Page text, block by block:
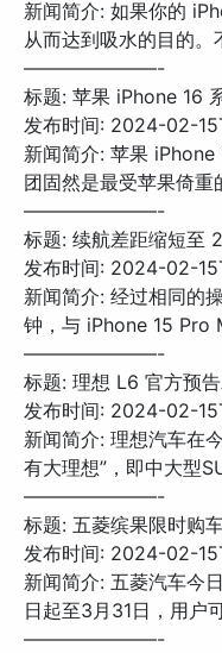
新闻简介: 如果你的
从而达到吸水的目的。
———————-
标题: 苹果 iPhone 16
发布时间: 2024-02-
新闻简介: 苹果 iPhone
团固然是最受苹果倚重
———————-
标题: 续航差距缩短至
发布时间: 2024-02-
新闻简介: 经过相同的
钟，与 iPhone 15 Pro
———————-
标题: 理想 L6 官方预
发布时间: 2024-02-
新闻简介: 理想汽车在
有大理想”，即中大型
———————-
标题: 五菱缤果限时购
发布时间: 2024-02-
新闻简介: 五菱汽车今
日起至3月31日，用户
———————-